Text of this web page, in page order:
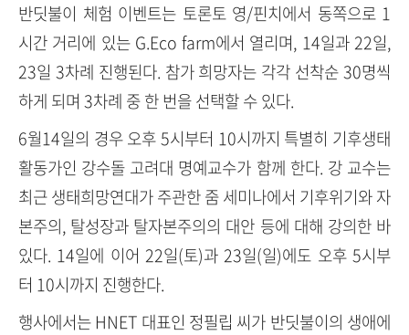
반딧불이 체험 이벤트는 토론토 영/핀치에서 동쪽으로 1
시간 거리에 있는 G.Eco farm에서 열리며, 14일과 22일,
23일 3차례 진행된다. 참가 희망자는 각각 선착순 30명씩
하게 되며 3차례 중 한 번을 선택할 수 있다.
6월14일의 경우 오후 5시부터 10시까지 특별히 기후생태
활동가인 강수돌 고려대 명예교수가 함께 한다. 강 교수는
최근 생태희망연대가 주관한 줌 세미나에서 기후위기와 자
본주의, 탈성장과 탈자본주의의 대안 등에 대해 강의한 바
있다. 14일에 이어 22일(토)과 23일(일)에도 오후 5시부
터 10시까지 진행한다.
행사에서는 HNET 대표인 정필립 씨가 반딧불이의 생애에